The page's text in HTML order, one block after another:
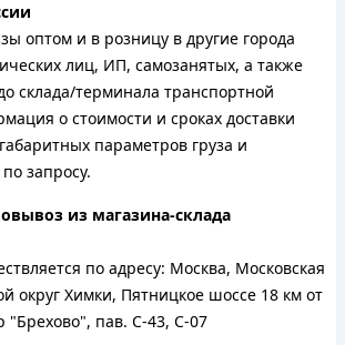
оптом и в розницу в другие города
лиц, ИП, самозанятых, а также
склада/терминала транспортной
о стоимости и сроках доставки
параметров груза и
запросу.
из магазина-склада
по адресу: Москва, Московская
округ Химки, Пятницкое шоссе 18 км от
пав. С-43, С-07